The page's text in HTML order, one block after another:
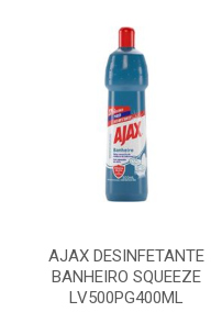
AJAX DESINFETANTE
BANHEIRO SQUEEZE
LV500PG400ML